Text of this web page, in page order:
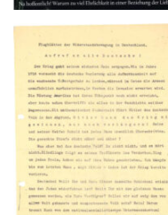
Flugblätter der Weissen
Rose – V, Januar 1943